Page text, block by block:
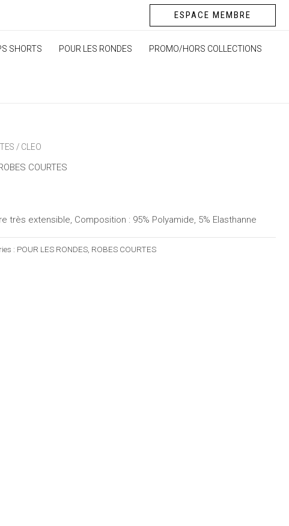
ESPACE MEMBRE
SHORTS POUR LES RONDES PROMO/HORS COLLECTIONS
/ CLEO
COURTES
très extensible, Composition : 95% Polyamide, 5% Elasthanne
: POUR LES RONDES ROBES COURTES